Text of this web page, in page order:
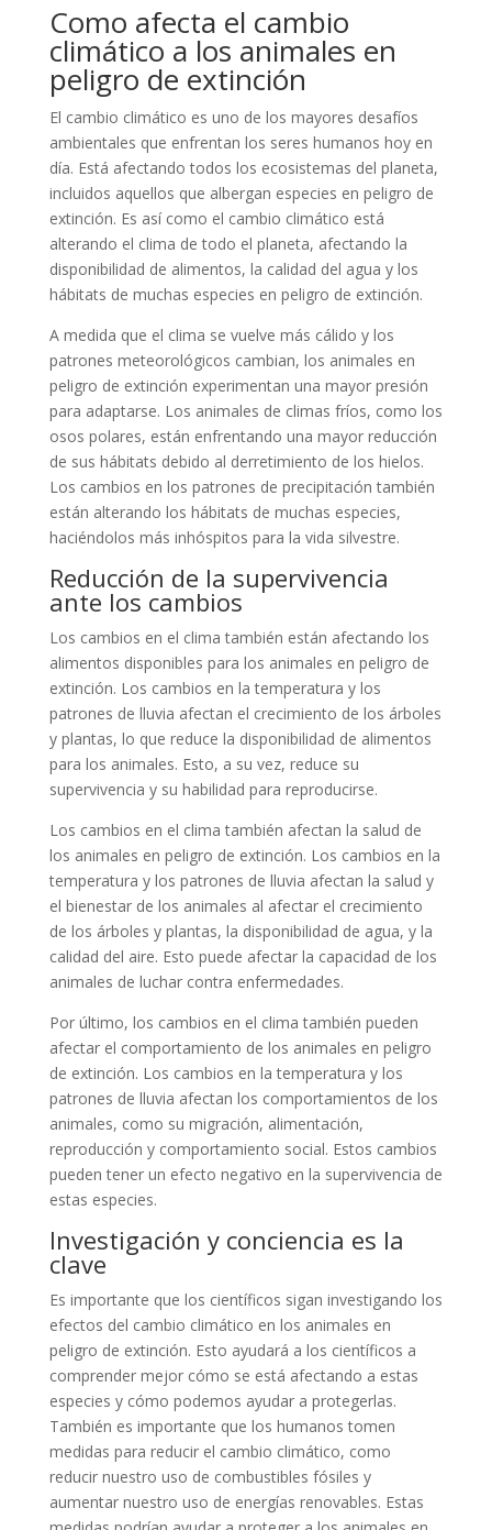
Como afecta el cambio
climático a los animales en
peligro de extinción
El cambio climático es uno de los mayores desafíos
ambientales que enfrentan los seres humanos hoy en
día. Está afectando todos los ecosistemas del planeta,
incluidos aquellos que albergan especies en peligro de
extinción. Es así como el cambio climático está
alterando el clima de todo el planeta, afectando la
disponibilidad de alimentos, la calidad del agua y los
hábitats de muchas especies en peligro de extinción.
A medida que el clima se vuelve más cálido y los
patrones meteorológicos cambian, los animales en
peligro de extinción experimentan una mayor presión
para adaptarse. Los animales de climas fríos, como los
osos polares, están enfrentando una mayor reducción
de sus hábitats debido al derretimiento de los hielos.
Los cambios en los patrones de precipitación también
están alterando los hábitats de muchas especies,
haciéndolos más inhóspitos para la vida silvestre.
Reducción de la supervivencia
ante los cambios
Los cambios en el clima también están afectando los
alimentos disponibles para los animales en peligro de
extinción. Los cambios en la temperatura y los
patrones de lluvia afectan el crecimiento de los árboles
y plantas, lo que reduce la disponibilidad de alimentos
para los animales. Esto, a su vez, reduce su
supervivencia y su habilidad para reproducirse.
Los cambios en el clima también afectan la salud de
los animales en peligro de extinción. Los cambios en la
temperatura y los patrones de lluvia afectan la salud y
el bienestar de los animales al afectar el crecimiento
de los árboles y plantas, la disponibilidad de agua, y la
calidad del aire. Esto puede afectar la capacidad de los
animales de luchar contra enfermedades.
Por último, los cambios en el clima también pueden
afectar el comportamiento de los animales en peligro
de extinción. Los cambios en la temperatura y los
patrones de lluvia afectan los comportamientos de los
animales, como su migración, alimentación,
reproducción y comportamiento social. Estos cambios
pueden tener un efecto negativo en la supervivencia de
estas especies.
Investigación y conciencia es la
clave
Es importante que los científicos sigan investigando los
efectos del cambio climático en los animales en
peligro de extinción. Esto ayudará a los científicos a
comprender mejor cómo se está afectando a estas
especies y cómo podemos ayudar a protegerlas.
También es importante que los humanos tomen
medidas para reducir el cambio climático, como
reducir nuestro uso de combustibles fósiles y
aumentar nuestro uso de energías renovables. Estas